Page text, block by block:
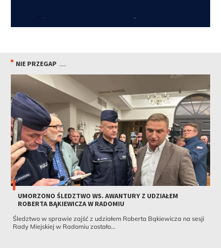
NIE PRZEGAP
UMORZONO ŚLEDZTWO WS. AWANTURY Z UDZIAŁEM
ROBERTA BĄKIEWICZA W RADOMIU
Śledztwo w sprawie zajść z udziałem Roberta Bąkiewicza na sesji
Rady Miejskiej w Radomiu zostało...